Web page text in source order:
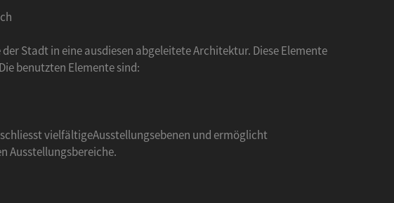
Stadt in eine ausdiesen abgeleitete Architektur. Diese Elemente
benutzten Elemente sind:
vielfältigeAusstellungsebenen und ermöglicht
Ausstellungsbereiche.